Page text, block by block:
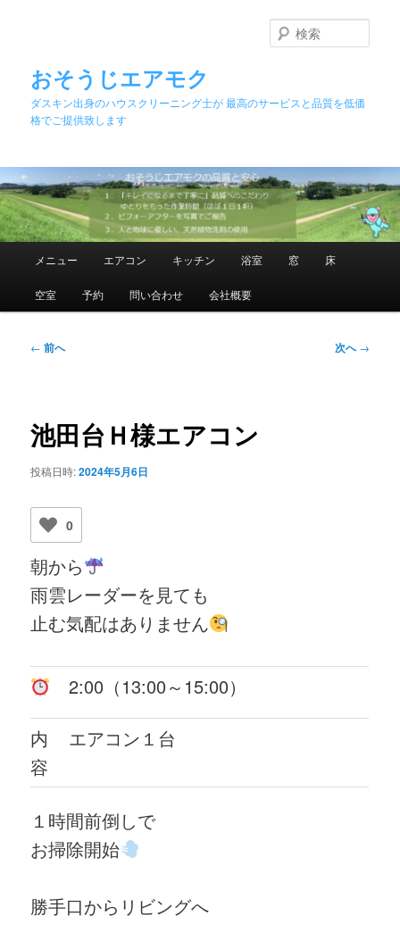
移
動
おそうじエアモク
ダスキン出身のハウスクリーニング士が 最高のサービスと品質を低価
格でご提供致します
索
メ
メニュー エアコン キッチン 浴室 窓 床
空室 予約 問い合わせ 会社概要
投
ゲ
ー
ョ
← 前へ 次へ→
池田台Ｈ様エアコン
投稿日時:2024年5月6日
0
朝から
雨雲レーダーを見ても
止む気配はありません
2:00（13:00～15:00）
内
容
エアコン１台
１時間前倒しで
お掃除開始
勝手口からリビングへ